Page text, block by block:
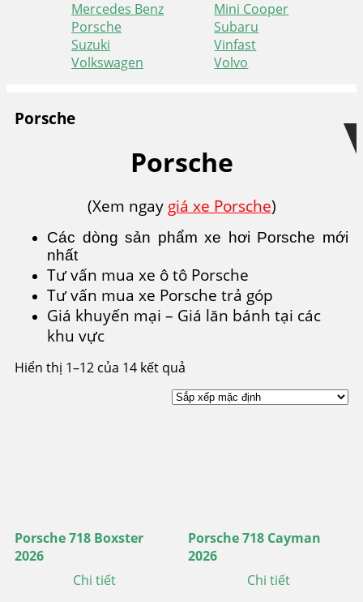
Mercedes Benz
Mini Cooper
Porsche
Subaru
Suzuki
Vinfast
Volkswagen
Volvo
to
navigation
to
content
Porsche
Porsche
(Xem ngay giá xe Porsche)
Các dòng sản phẩm xe hơi Porsche mới
nhất
Tư vấn mua xe ô tô Porsche
Tư vấn mua xe Porsche trả góp
Giá khuyến mại – Giá lăn bánh tại các
khu vực
Hiển thị 1–12 của 14 kết quả
Porsche 718 Boxster
2026
Chi tiết
Porsche 718 Cayman
2026
Chi tiết